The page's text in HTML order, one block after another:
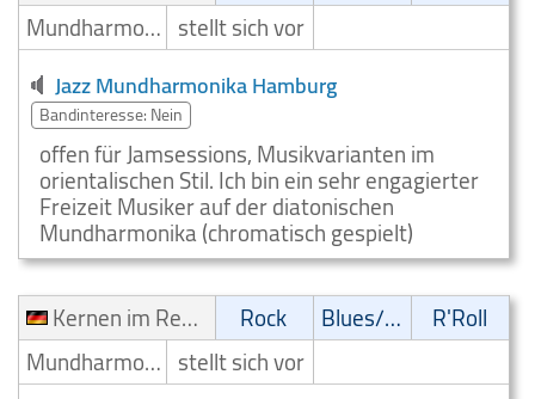
Mundharmonikaspieler stellt sich vor
Jazz Mundharmonika Hamburg
Bandinteresse: Nein
offen für Jamsessions, Musikvarianten im
orientalischen Stil. Ich bin ein sehr engagierter
Freizeit Musiker auf der diatonischen
Mundharmonika (chromatisch gespielt)
Kernen im Remstal
Rock Blues/Swing
R'Roll
Mundharmonikaspieler stellt sich vor